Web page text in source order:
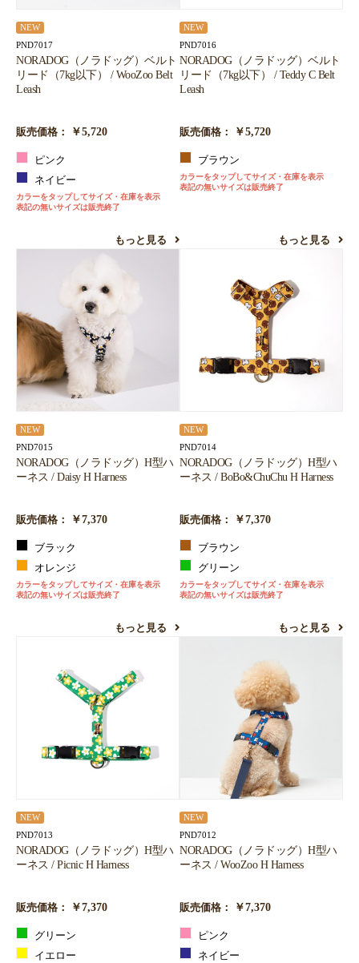
NEW
PND7017
NORADOG（ノラドッグ）ベルト
リード（7kg以下） / WooZoo Belt
Leash
販売価格： ￥5,720
ピンク
ネイビー
カラーをタップしてサイズ・在庫を表示
表記の無いサイズは販売終了
もっと見る
NEW
PND7016
NORADOG（ノラドッグ）ベルト
リード（7kg以下） / Teddy C Belt
Leash
販売価格： ￥5,720
ブラウン
カラーをタップしてサイズ・在庫を表示
表記の無いサイズは販売終了
もっと見る
NEW
PND7015
NORADOG（ノラドッグ）H型ハ
ーネス / Daisy H Harness
販売価格： ￥7,370
ブラック
オレンジ
カラーをタップしてサイズ・在庫を表示
表記の無いサイズは販売終了
もっと見る
NEW
PND7014
NORADOG（ノラドッグ）H型ハ
ーネス / BoBo&ChuChu H Harness
販売価格： ￥7,370
ブラウン
グリーン
カラーをタップしてサイズ・在庫を表示
表記の無いサイズは販売終了
もっと見る
NEW
PND7013
NORADOG（ノラドッグ）H型ハ
ーネス / Picnic H Harness
販売価格： ￥7,370
グリーン
イエロー
NEW
PND7012
NORADOG（ノラドッグ）H型ハ
ーネス / WooZoo H Harness
販売価格： ￥7,370
ピンク
ネイビー